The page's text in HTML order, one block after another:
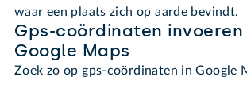
waar een plaats zich op aarde bevindt.
Gps-coördinaten invoeren
Google Maps
Zoek zo op gps-coördinaten in Google